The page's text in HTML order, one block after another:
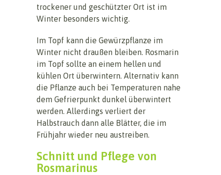
trockener und geschützter Ort ist im
Winter besonders wichtig.
Im Topf kann die Gewürzpflanze im
Winter nicht draußen bleiben. Rosmarin
im Topf sollte an einem hellen und
kühlen Ort überwintern. Alternativ kann
die Pflanze auch bei Temperaturen nahe
dem Gefrierpunkt dunkel überwintert
werden. Allerdings verliert der
Halbstrauch dann alle Blätter, die im
Frühjahr wieder neu austreiben.
Schnitt und Pflege von
Rosmarinus